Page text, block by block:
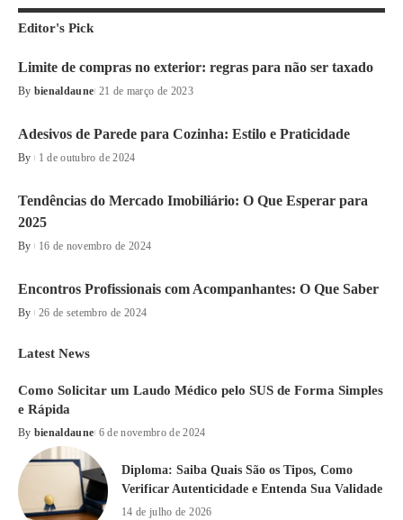
Editor's Pick
Limite de compras no exterior: regras para não ser taxado
By bienaldaune 21 de março de 2023
Adesivos de Parede para Cozinha: Estilo e Praticidade
By 1 de outubro de 2024
Tendências do Mercado Imobiliário: O Que Esperar para
2025
By 16 de novembro de 2024
Encontros Profissionais com Acompanhantes: O Que Saber
By 26 de setembro de 2024
Latest News
Como Solicitar um Laudo Médico pelo SUS de Forma Simples
e Rápida
By bienaldaune 6 de novembro de 2024
Diploma: Saiba Quais São os Tipos, Como
Verificar Autenticidade e Entenda Sua Validade
14 de julho de 2026